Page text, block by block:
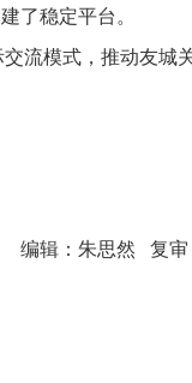
了稳定平台。
流模式，推动友城
辑：朱思然 复审